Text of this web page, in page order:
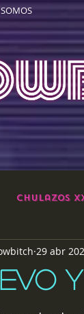
Chulazos
29 abr
de 5 estrellas.